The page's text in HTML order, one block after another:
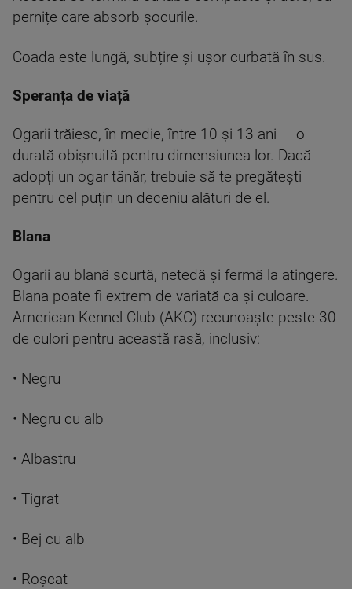
pernițe care absorb șocurile.
Coada este lungă, subțire și ușor curbată în sus.
Speranța de viață
Ogarii trăiesc, în medie, între 10 și 13 ani — o
durată obișnuită pentru dimensiunea lor. Dacă
adopți un ogar tânăr, trebuie să te pregătești
pentru cel puțin un deceniu alături de el.
Blana
Ogarii au blană scurtă, netedă și fermă la atingere.
Blana poate fi extrem de variată ca și culoare.
American Kennel Club (AKC) recunoaște peste 30
de culori pentru această rasă, inclusiv:
• Negru
• Negru cu alb
• Albastru
• Tigrat
• Bej cu alb
• Roșcat